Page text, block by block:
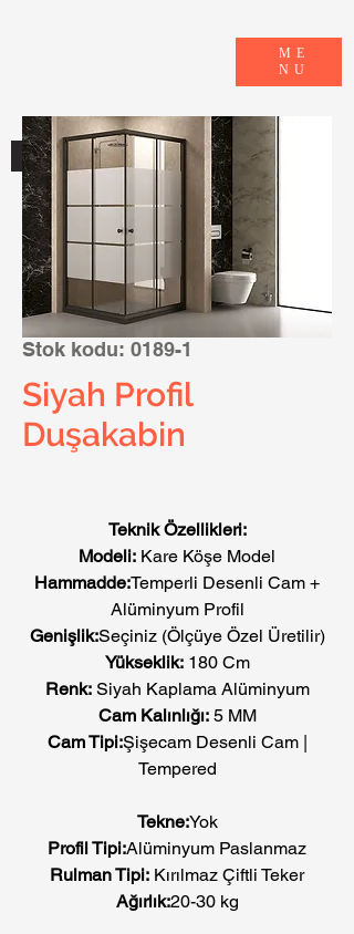
E-KATALOG
ME
NU
Stok kodu: 0189-1
Siyah Profil
Duşakabin
Teknik Özellikleri:
Modeli: Kare Köşe Model
Hammadde:Temperli Desenli Cam +
Alüminyum Profil
Genişlik:Seçiniz (Ölçüye Özel Üretilir)
Yükseklik:180 Cm
Renk:Siyah Kaplama Alüminyum
Cam Kalınlığı:5 MM
Cam Tipi:Şişecam Desenli Cam |
Tempered
Tekne:Yok
Profil Tipi:Alüminyum Paslanmaz
Rulman Tipi: Kırılmaz Çiftli Teker
Ağırlık:20-30 kg